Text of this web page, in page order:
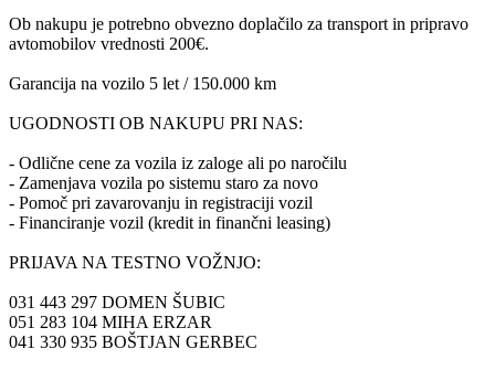
Ob nakupu je potrebno obvezno doplačilo za transport in pripravo
avtomobilov vrednosti 200€.
Garancija na vozilo 5 let / 150.000 km
UGODNOSTI OB NAKUPU PRI NAS:
- Odlične cene za vozila iz zaloge ali po naročilu
- Zamenjava vozila po sistemu staro za novo
- Pomoč pri zavarovanju in registraciji vozil
- Financiranje vozil (kredit in finančni leasing)
PRIJAVA NA TESTNO VOŽNJO:
031 443 297 DOMEN ŠUBIC
051 283 104 MIHA ERZAR
041 330 935 BOŠTJAN GERBEC